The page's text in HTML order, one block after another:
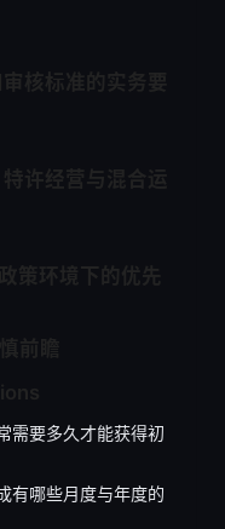
需要多久才能获得初
有哪些月度与年度的